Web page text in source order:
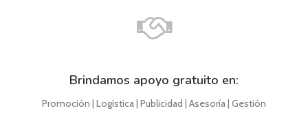
Brindamos apoyo gratuito en:
Promoción | Logística | Publicidad | Asesoría | Gestión